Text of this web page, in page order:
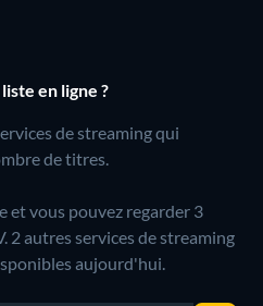
en ligne ?
de streaming qui
de titres.
et vous pouvez regarder 3
2 autres services de streaming
aujourd'hui.